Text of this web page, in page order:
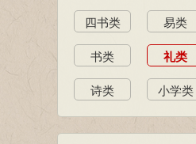
四书类 易类
书类 礼类
诗类 小学类